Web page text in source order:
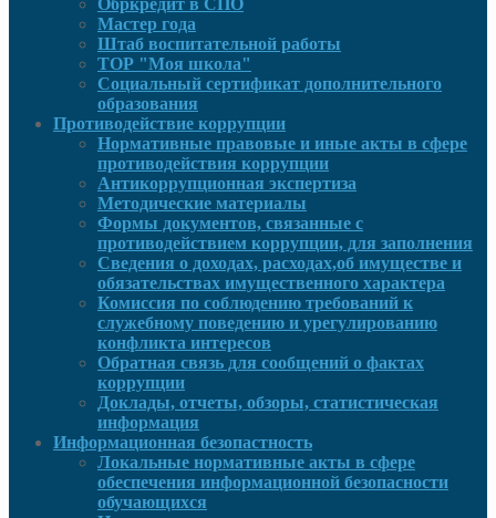
Обркредит в СПО
Мастер года
Штаб воспитательной работы
ТОР "Моя школа"
Социальный сертификат дополнительного
образования
Противодействие коррупции
Нормативные правовые и иные акты в сфере
противодействия коррупции
Антикоррупционная экспертиза
Методические материалы
Формы документов, связанные с
противодействием коррупции, для заполнения
Сведения о доходах, расходах,об имуществе и
обязательствах имущественного характера
Комиссия по соблюдению требований к
служебному поведению и урегулированию
конфликта интересов
Обратная связь для сообщений о фактах
коррупции
Доклады, отчеты, обзоры, статистическая
информация
Информационная безопастность
Локальные нормативные акты в сфере
обеспечения информационной безопасности
обучающихся